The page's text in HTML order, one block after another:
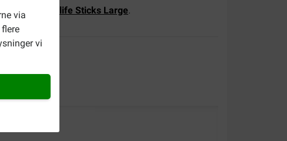
via
vi
Purina Dentalife Sticks Large.